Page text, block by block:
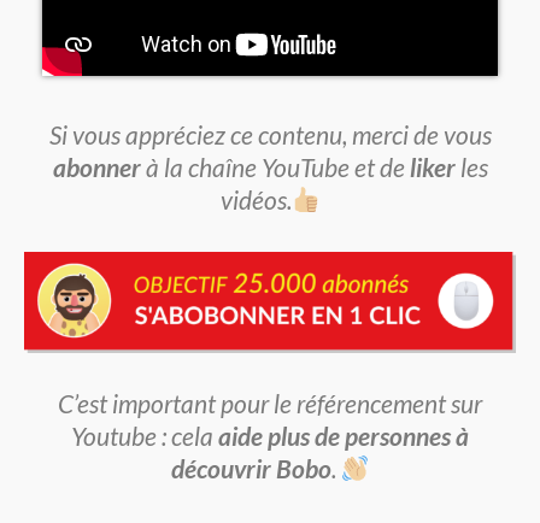
Si vous appréciez ce contenu, merci de vous
abonnerà la chaîne YouTube et de likerles
vidéos.
C’est important pour le référencement sur
Youtube : cela aide plus de personnes à
découvrir Bobo.